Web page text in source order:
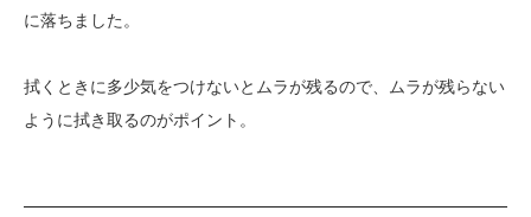
に落ちました。
拭くときに多少気をつけないとムラが残るので、ムラが残らない
ように拭き取るのがポイント。